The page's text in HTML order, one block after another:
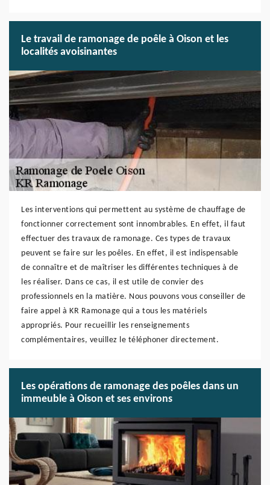
Le travail de ramonage de poêle à Oison et les
localités avoisinantes
Les interventions qui permettent au système de chauffage de
fonctionner correctement sont innombrables. En effet, il faut
effectuer des travaux de ramonage. Ces types de travaux
peuvent se faire sur les poêles. En effet, il est indispensable
de connaître et de maîtriser les différentes techniques à de
les réaliser. Dans ce cas, il est utile de convier des
professionnels en la matière. Nous pouvons vous conseiller de
faire appel à KR Ramonage qui a tous les matériels
appropriés. Pour recueillir les renseignements
complémentaires, veuillez le téléphoner directement.
Les opérations de ramonage des poêles dans un
immeuble à Oison et ses environs